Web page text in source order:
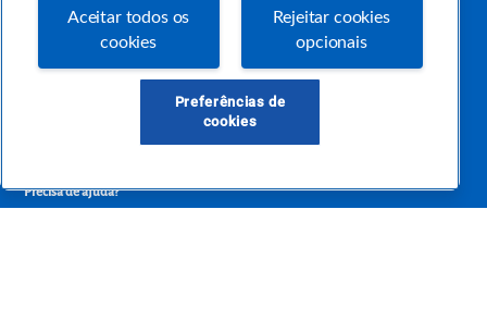
O Sebrae não se responsabiliza pelo conteúdo publicado por terceiros.
Uma das maiores Comunidades de Empreendedorismo do Brasil, a Comunidade
Sebrae foi criada para entregar conteúdos em diversos formatos, inovadores,
E claro, conte sempre com o Sebrae/PR, em todos os momentos de sua vida
Precisa de ajuda?
Aceitar todos os
cookies
Rejeitar cookies
opcionais
Preferências de
cookies